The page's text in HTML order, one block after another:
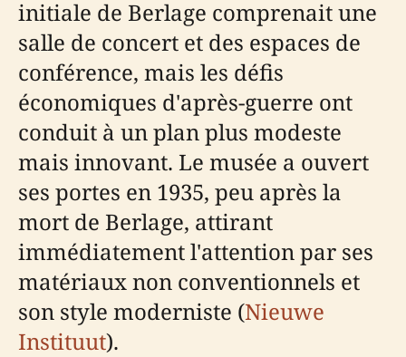
initiale de Berlage comprenait une
salle de concert et des espaces de
conférence, mais les défis
économiques d'après-guerre ont
conduit à un plan plus modeste
mais innovant. Le musée a ouvert
ses portes en 1935, peu après la
mort de Berlage, attirant
immédiatement l'attention par ses
matériaux non conventionnels et
son style moderniste (Nieuwe
Instituut).